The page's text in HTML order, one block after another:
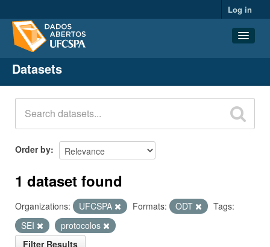
Log in
Datasets
Organizations
Groups
About
Datasets
Order by
1 dataset found
Organizations: UFCSPA Formats: ODT
Tags:
SEI
protocolos
Filter Results